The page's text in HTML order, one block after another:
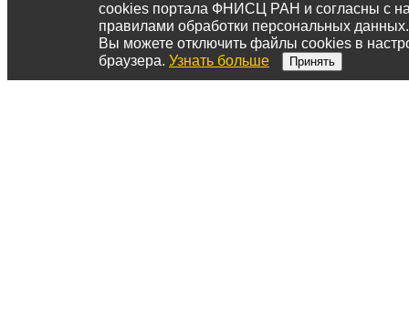
cookies портала ФНИСЦ РАН и согласны с
правилами обработки персональных данных.
Вы можете отключить файлы cookies в
браузера. Узнать больше Принять